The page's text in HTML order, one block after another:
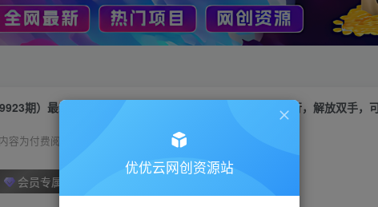
容为付费阅读，请付费后查看
会员专属资源
优优云网创资源站